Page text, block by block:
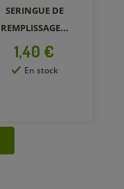
SERINGUE DE
REMPLISSAGE...
Prix
1,40 €
En stock